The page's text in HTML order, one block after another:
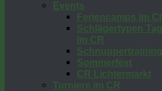
Events
Feriencamps im
Schlägertypen
im CR
Sommerfest
CR Lichtermarkt
Turniere im CR